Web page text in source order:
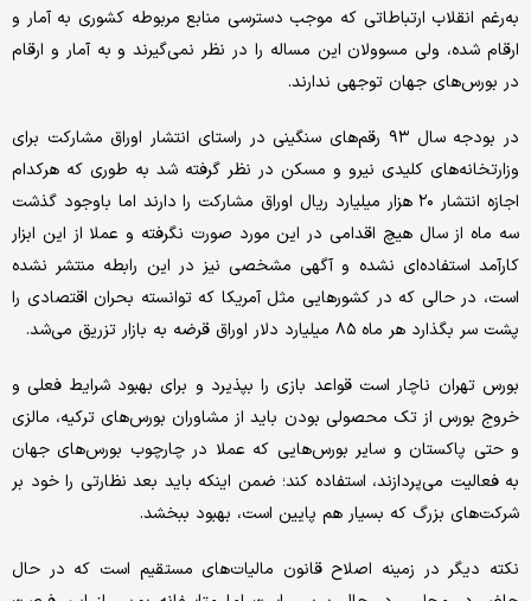
به‌رغم انقلاب ارتباطاتی که موجب دسترسی منابع مربوطه کشوری به آمار و
ارقام شده، ولی مسوولان این مساله را در نظر نمی‌گیرند و به آمار و ارقام
در بورس‌های جهان توجهی ندارند.
در بودجه سال ۹۳ رقم‌های سنگینی در راستای انتشار اوراق مشارکت برای
وزارتخانه‌های کلیدی نیرو و مسکن در نظر گرفته شد به طوری که هرکدام
اجازه انتشار ۲۰ هزار میلیارد ریال اوراق مشارکت را دارند اما باوجود گذشت
سه ماه از سال هیچ اقدامی در این مورد صورت نگرفته و عملا از این ابزار
کار‌آمد استفاده‌ای نشده و آگهی مشخصی نیز در این رابطه منتشر نشده
است، در حالی که در کشورهایی مثل آمریکا که توانسته بحران اقتصادی را
پشت سر بگذارد هر ماه ۸۵ میلیارد دلار اوراق قرضه به بازار تزریق می‌شد.
بورس تهران ناچار است قواعد بازی را بپذیرد و برای بهبود شرایط فعلی و
خروج بورس از تک محصولی بودن باید از مشاوران بورس‌های ترکیه، مالزی
و حتی پاکستان و سایر بورس‌هایی که عملا در چارچوب بورس‌های جهان
به فعالیت می‌پردازند، استفاده کند؛ ضمن اینکه باید بعد نظارتی را خود بر
شرکت‌های بزرگ که بسیار هم پایین است، بهبود ببخشد.
نکته دیگر در زمینه اصلاح قانون مالیات‌های مستقیم است که در حال